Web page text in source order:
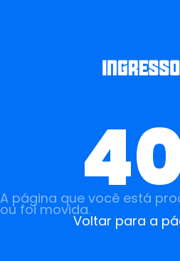
A página que você está
ou foi movida.
Voltar para a